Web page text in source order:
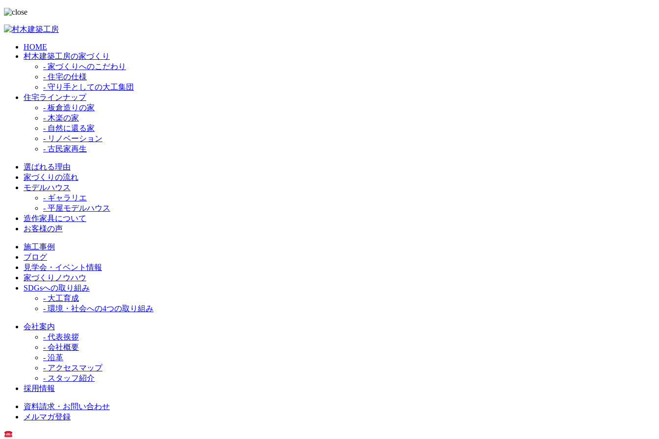
HOME
村木建築工房の家づくり
- 家づくりへのこだわり
- 住宅の仕様
- 守り手としての大工集団
住宅ラインナップ
- 板倉造りの家
- 木楽の家
- 自然に還る家
- リノベーション
- 古民家再生
選ばれる理由
家づくりの流れ
モデルハウス
- ギャラリエ
- 平屋モデルハウス
造作家具について
お客様の声
施工事例
ブログ
見学会・イベント情報
家づくりノウハウ
SDGsへの取り組み
- 大工育成
- 環境・社会への4つの取り組み
会社案内
- 代表挨拶
- 会社概要
- 沿革
- アクセスマップ
- スタッフ紹介
採用情報
資料請求・お問い合わせ
メルマガ登録